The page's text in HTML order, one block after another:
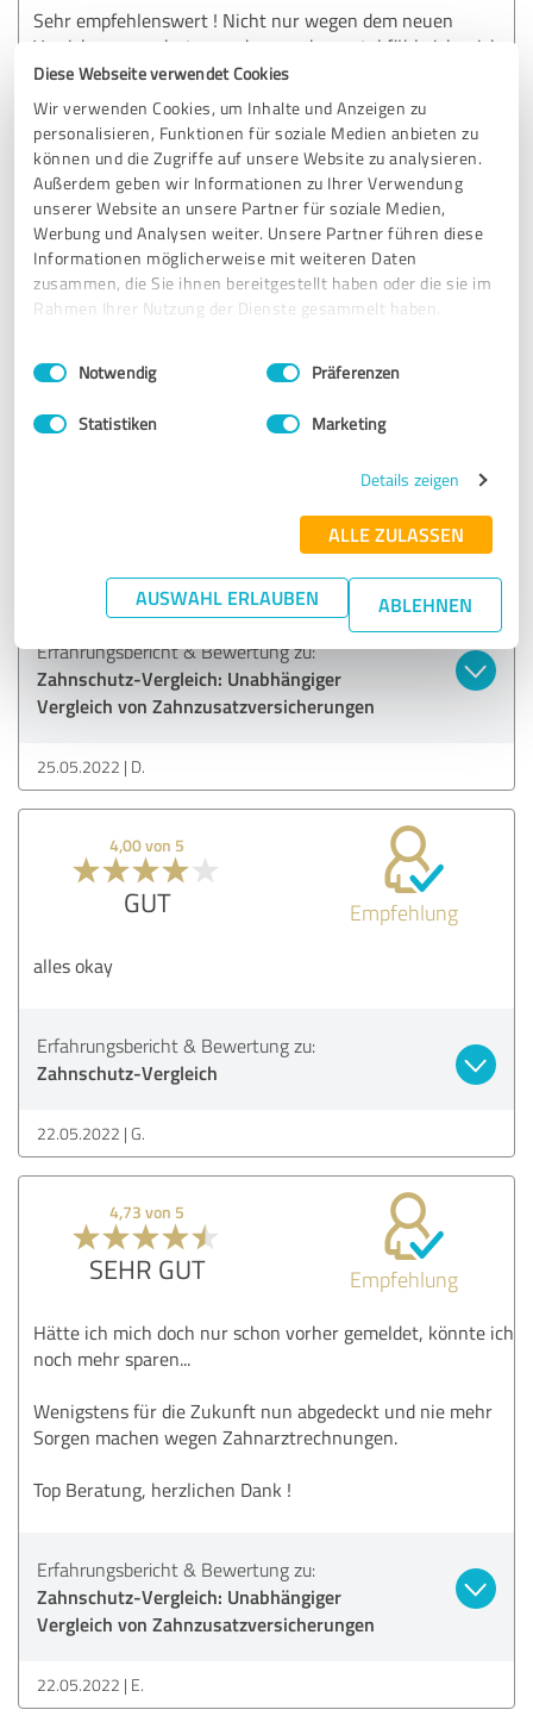
Diese Webseite verwendet Cookies
Wir verwenden Cookies, um Inhalte und Anzeigen zu
personalisieren, Funktionen für soziale Medien anbieten zu
können und die Zugriffe auf unsere Website zu analysieren.
Außerdem geben wir Informationen zu Ihrer Verwendung
unserer Website an unsere Partner für soziale Medien,
Werbung und Analysen weiter. Unsere Partner führen diese
Informationen möglicherweise mit weiteren Daten
zusammen, die Sie ihnen bereitgestellt haben oder die sie im
Rahmen Ihrer Nutzung der Dienste gesammelt haben.
Impressum Datenschutzbestimmungen
Einwilligungsauswahl
Notwendig Präferenzen
Statistiken Marketing
Details zeigen
ALLE ZULASSEN
AUSWAHL ERLAUBEN ABLEHNEN
Sehr empfehlenswert ! Nicht nur wegen dem neuen
Versicherungsschutz, sondern auch mental fühle ich mich
nun bereit zum Zahnarzt zu gehen da ich nun weis wie ich
Rechnungen einreichen kann etc
Erfahrungsbericht & Bewertung zu:
Zahnschutz-Vergleich: Unabhängiger
Vergleich von Zahnzusatzversicherungen
30.05.2022 F.
4,77 von 5
SEHR GUT Empfehlung
Wäre niemals eigenständig zurecht gekommen.
Der Anruf hat sich mehr als gelohnt, nicht nur vom
Fachwissen her sondern auch für Portmonee
Erfahrungsbericht & Bewertung zu:
Zahnschutz-Vergleich: Unabhängiger
Vergleich von Zahnzusatzversicherungen
25.05.2022 D.
4,00 von 5
GUT Empfehlung
alles okay
Erfahrungsbericht & Bewertung zu:
Zahnschutz-Vergleich
22.05.2022 G.
4,73 von 5
SEHR GUT Empfehlung
Hätte ich mich doch nur schon vorher gemeldet, könnte ich
noch mehr sparen...
Wenigstens für die Zukunft nun abgedeckt und nie mehr
Sorgen machen wegen Zahnarztrechnungen.
Top Beratung, herzlichen Dank !
Erfahrungsbericht & Bewertung zu:
Zahnschutz-Vergleich: Unabhängiger
Vergleich von Zahnzusatzversicherungen
22.05.2022 E.